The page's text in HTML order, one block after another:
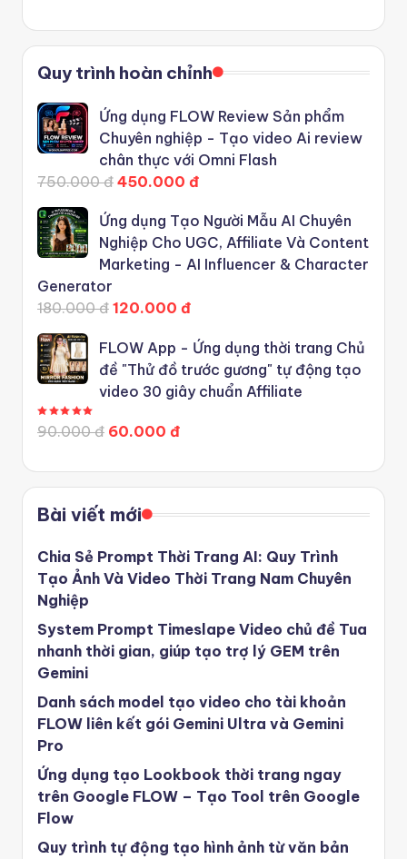
Quy trình hoàn chỉnh
Ứng dụng FLOW Review Sản phẩm
Chuyên nghiệp - Tạo video Ai review
chân thực với Omni Flash
750.000 đ 450.000 đ
Ứng dụng Tạo Người Mẫu AI Chuyên
Nghiệp Cho UGC, Affiliate Và Content
Marketing - AI Influencer & Character
Generator
180.000 đ 120.000 đ
FLOW App - Ứng dụng thời trang Chủ
đề "Thử đồ trước gương" tự động tạo
video 30 giây chuẩn Affiliate
90.000 đ 60.000 đ
Bài viết mới
Chia Sẻ Prompt Thời Trang AI: Quy Trình
Tạo Ảnh Và Video Thời Trang Nam Chuyên
Nghiệp
System Prompt Timeslape Video chủ đề Tua
nhanh thời gian, giúp tạo trợ lý GEM trên
Gemini
Danh sách model tạo video cho tài khoản
FLOW liên kết gói Gemini Ultra và Gemini
Pro
Ứng dụng tạo Lookbook thời trang ngay
trên Google FLOW – Tạo Tool trên Google
Flow
Quy trình tự động tạo hình ảnh từ văn bản